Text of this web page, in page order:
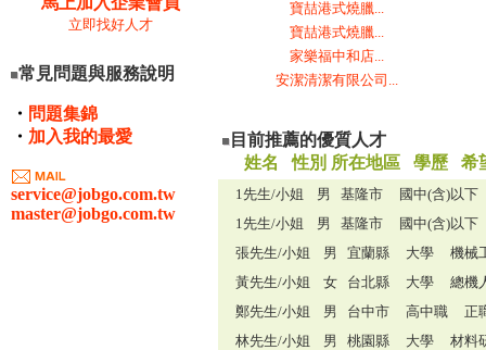
立即找好人才
常見問題與服務說明
・ 問題集錦
・ 加入我的最愛
service@jobgo.com.tw
master@jobgo.com.tw
寶喆港式燒臘...
寶喆港式燒臘...
家樂福中和店...
安潔清潔有限公司...
目前推薦的優質人才
姓名 性別 所在地區 學歷 希
1先生/小姐 男 基隆市 國中(含)以
1先生/小姐 男 基隆市 國中(含)以下
張先生/小姐 男 宜蘭縣 大學 機械
黃先生/小姐 女 台北縣 大學 總機
鄭先生/小姐 男 台中市 高中職 正
林先生/小姐 男 桃園縣 大學 材料